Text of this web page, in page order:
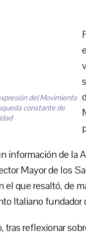
del Movimiento
constante de
información de la
Mayor de los
el que resaltó, de
Italiano fundador
tras reflexionar